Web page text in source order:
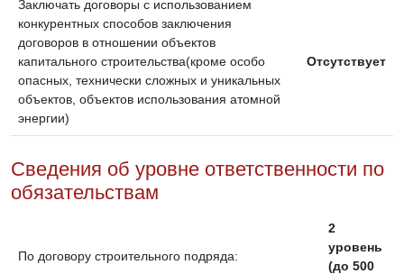
Заключать договоры с использованием
конкурентных способов заключения
договоров в отношении объектов
капитального строительства(кроме особо
опасных, технически сложных и уникальных
объектов, объектов использования атомной
энергии)
Отсутствует
Сведения об уровне ответственности по
обязательствам
По договору строительного подряда:
2
уровень
(до 500